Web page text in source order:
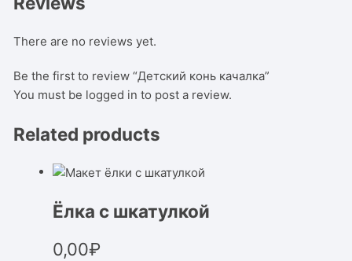
There are no reviews yet.
Be the first to review “Детский конь качалка”
You must be logged in to post a review.
Related products
Ёлка с шкатулкой
0,00₽